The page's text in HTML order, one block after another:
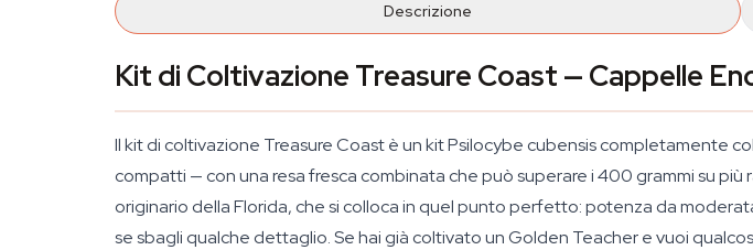
Descrizione
Kit di Coltivazione Treasure Coast — Cappelle
Il kit di coltivazione Treasure Coast è un kit Psilocybe cubensis completamente
compatti — con una resa fresca combinata che può superare i 400 grammi su
originario della Florida, che si colloca in quel punto perfetto: potenza da
se sbagli qualche dettaglio. Se hai già coltivato un Golden Teacher e vuoi